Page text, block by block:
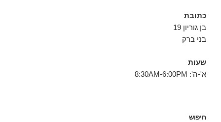
כתובת
בן גוריון 19
בני ברק
שעות
א'-ה': 8:30AM-6:00PM
חיפוש